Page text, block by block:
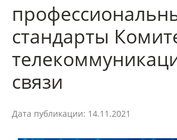
стандарты
связи
Дата публикации: 14.11.2021